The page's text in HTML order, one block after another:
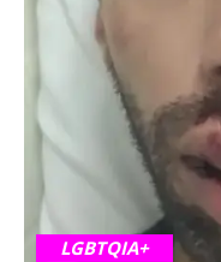
LGBTQIA+